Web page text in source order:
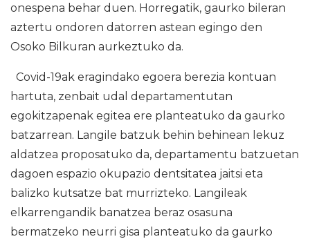
onespena behar duen. Horregatik, gaurko bileran
aztertu ondoren datorren astean egingo den
Osoko Bilkuran aurkeztuko da.
Covid-19ak eragindako egoera berezia kontuan
hartuta, zenbait udal departamentutan
egokitzapenak egitea ere planteatuko da gaurko
batzarrean. Langile batzuk behin behinean lekuz
aldatzea proposatuko da, departamentu batzuetan
dagoen espazio okupazio dentsitatea jaitsi eta
balizko kutsatze bat murrizteko. Langileak
elkarrengandik banatzea beraz osasuna
bermatzeko neurri gisa planteatuko da gaurko